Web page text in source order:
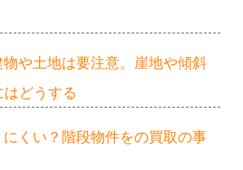
や土地は要注意。崖地や傾斜
どうする
くい？階段物件をの買取の事